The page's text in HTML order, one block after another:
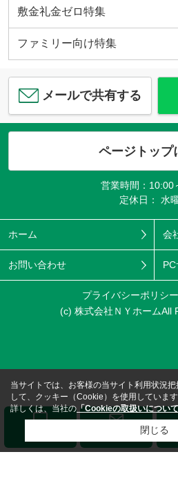
敷金礼金ゼロ特集
ファミリー向け特集
メールで共有する
ページトップ
営業時間：10:00
定休日： 水
ホーム 会
お問い合わせ PC
プライバシーポリシー
(c) 株式会社ＮＹホームAll
当サイトでは、お客様の当サイト利用状況
して、クッキー（Cookie）を使用しています
詳しくは、当社の 「Cookieの取扱いについ
閉じる